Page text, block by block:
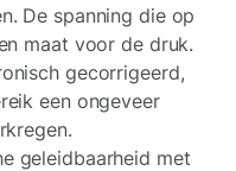
De spanning die op
maat voor de druk.
gecorrigeerd,
een ongeveer
geleidbaarheid met